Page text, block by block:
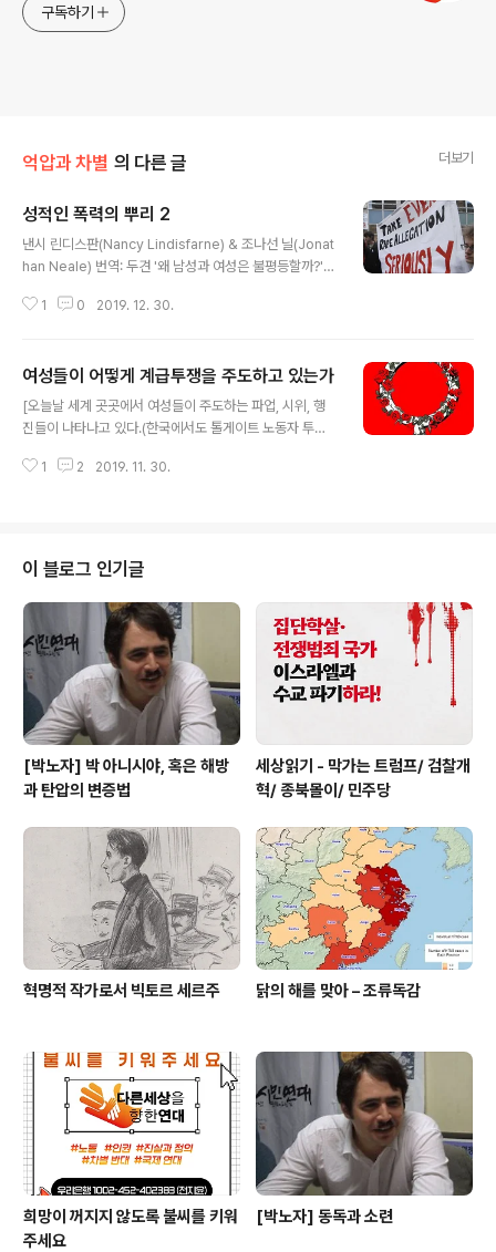
구독하기
억압과 차별 의 다른 글 더보기
성적인 폭력의 뿌리 2
낸시 린디스판(Nancy Lindisfarne) & 조나선 닐(Jonat
han Neale) 번역: 두견 '왜 남성과 여성은 불평등할까?'
적인가?' '성폭력이 왜 그렇게 흔한가?' 이것들은 오래되고
나 전쟁, 불평등, 성폭력은 자연질서의 일부분이라는 것이
었다. 스티븐 핑커, 재러드 다이아몬드, 유발 하리리의 인기
있는 책들도 더 현대적인 방식으로 같은 주장을 하고 있다.
남성들은 여성들을 성적으로 소유하기 위해 서로 경쟁하고
1 0 2019. 12. 30.
여성들이 어떻게 계급투쟁을 주도하고 있는가
[오늘날 세계 곳곳에서 여성들이 주도하는 파업, 시위, 행
진들이 나타나고 있다.(한국에서도 톨게이트 노동자 투쟁
로 계급투쟁을 활성화시키는 노동하는 여성들의 운동의 일
회적 재생산의 이론적 렌즈를 통해 가장 잘 이해된다. 이것
은 시간이 지나도 자본주의를 유지하는 데 필요한 노동의
종류를 기술하고 있다. 그것은 매일같이 일터로 나오도록
하기위해 노동자들을 준비시키고, 병들거나 은퇴한 노동자
들을 돌보고, 새로운 노동자들(즉, 아기들)을 만드는 것이
다. ..
1 2 2019. 11. 30.
이 블로그 인기글
[박노자] 박 아니시야, 혹은 해방
과 탄압의 변증법
세상읽기 - 막가는 트럼프/ 검찰개
혁/ 종북몰이/ 민주당
혁명적 작가로서 빅토르 세르주 닭의 해를 맞아 – 조류독감
희망이 꺼지지 않도록 불씨를 키워
주세요
[박노자] 동독과 소련